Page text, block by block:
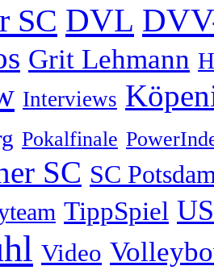
SC DVL
Grit Lehmann
Interviews
Pokalfinale
SC SC
TippSpiel
Video